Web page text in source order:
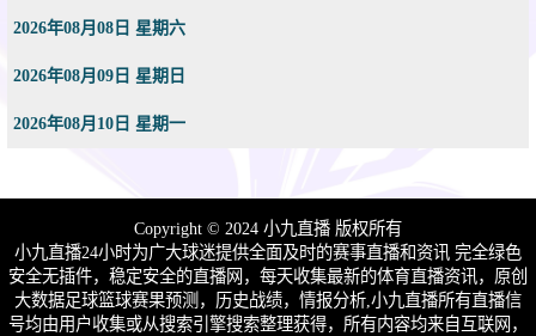
足球新闻
篮球新闻
2026年08月08日 星期六
2026年08月09日 星期日
2026年08月10日 星期一
Copyright © 2024 小九直播 版权所有
小九直播24小时为广大球迷提供全面及时的赛事直播和资讯 完全绿色
安全无插件，稳定安全的直播网，每天收集最新的体育直播资讯，原创
大数据足球篮球赛果预测，历史战绩，情报分析,小九直播所有直播信
号均由用户收集或从搜索引擎搜索整理获得，所有内容均来自互联网，